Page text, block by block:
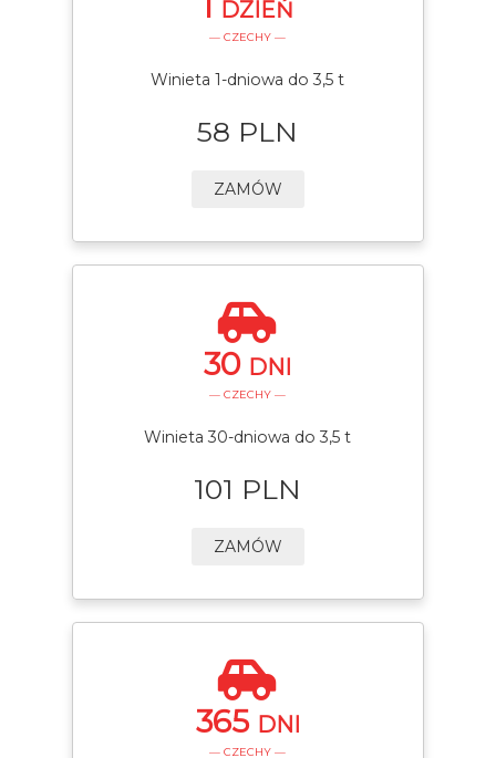
DZIEŃ
— CZECHY —
Winieta 1-dniowa do 3,5 t
58 PLN
ZAMÓW
30 DNI
— CZECHY —
Winieta 30-dniowa do 3,5 t
101 PLN
ZAMÓW
365 DNI
— CZECHY —